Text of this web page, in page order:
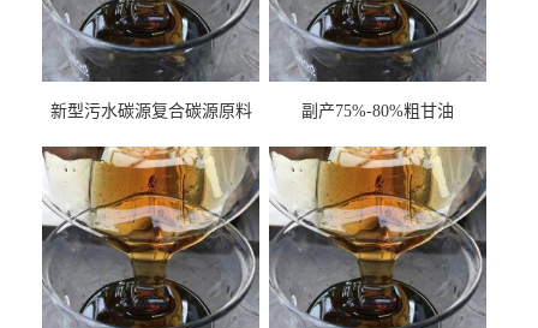
新型污水碳源复合碳源原料
副产75%-80%粗甘油